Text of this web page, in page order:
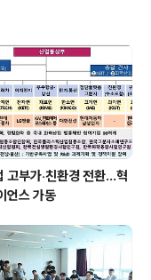
도
포
)
고부가‧친환경 전환…혁
언스 가동